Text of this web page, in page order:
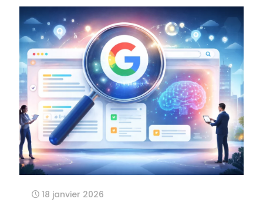
18 janvier 2026